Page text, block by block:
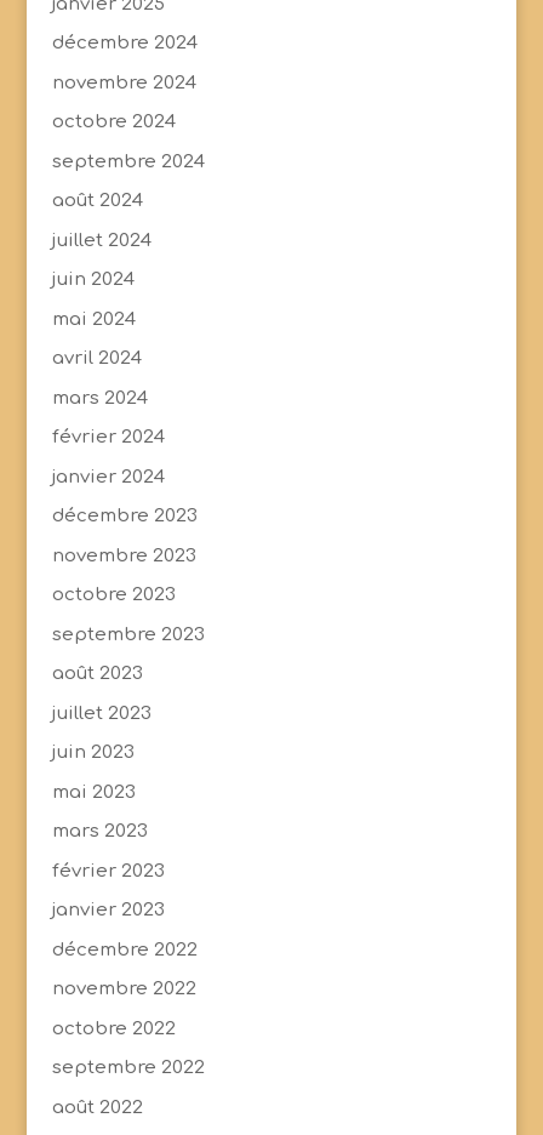
décembre 2024
novembre 2024
octobre 2024
septembre 2024
août 2024
juillet 2024
juin 2024
mai 2024
avril 2024
mars 2024
février 2024
janvier 2024
décembre 2023
novembre 2023
octobre 2023
septembre 2023
août 2023
juillet 2023
juin 2023
mai 2023
mars 2023
février 2023
janvier 2023
décembre 2022
novembre 2022
octobre 2022
septembre 2022
août 2022